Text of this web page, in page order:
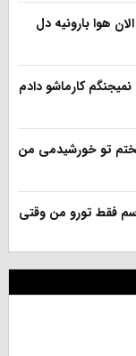
هوا بارونیه دل
کارماشو دادم
تو خورشیدمی من
فقط تورو من وقتی